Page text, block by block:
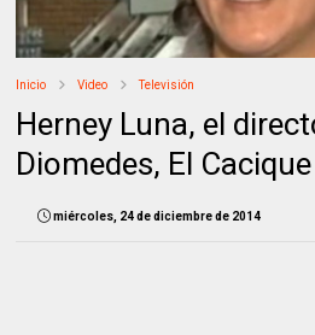
Inicio Video Televisión
Herney Luna, el
Diomedes, El
miércoles, 24 de diciembre de 2014